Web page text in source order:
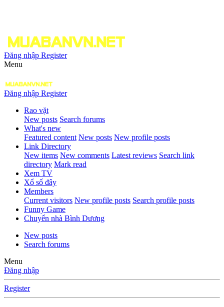
Đăng nhập Register
Menu
Đăng nhập Register
Rao vặt
New posts Search forums
What's new
Featured content New posts New profile posts
Link Directory
New items New comments Latest reviews Search link
directory Mark read
Xem TV
Xổ số đây
Members
Current visitors New profile posts Search profile posts
Funny Game
Chuyển nhà Bình Dương
New posts
Search forums
Menu
Đăng nhập
Register